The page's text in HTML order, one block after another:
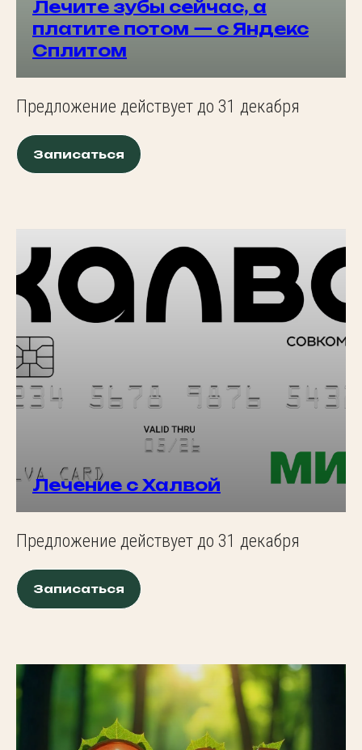
Лечите зубы сейчас, а
платите потом — с Яндекс
Сплитом
Предложение действует до 31 декабря
Записаться
Лечение с Халвой
Предложение действует до 31 декабря
Записаться